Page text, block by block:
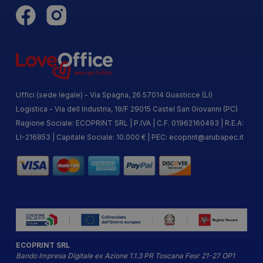
Uffici (sede legale) - Via Spagna, 26 57014 Guasticce (LI)
Logistica - Via dell Industria, 19/F 29015 Castel San Giovanni (PC)
Ragione Sociale: ECOPRINT SRL | P.IVA | C.F. 01962160493 | R.E.A:
LI-216853 | Capitale Sociale: 10.000 € | PEC: ecoprint@arubapec.it
ECOPRINT SRL
Bando Impresa Digitale ex Azione 1.1.3 PR Toscana Fesr 21-27 OP1